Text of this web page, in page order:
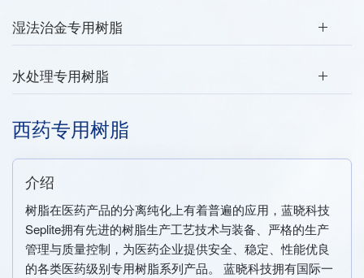
湿法治金专用树脂
水处理专用树脂
西药专用树脂
介绍
树脂在医药产品的分离纯化上有着普遍的应用，蓝晓科技
Seplite拥有先进的树脂生产工艺技术与装备、严格的生产
管理与质量控制，为医药企业提供安全、稳定、性能优良
的各类医药级别专用树脂系列产品。 蓝晓科技拥有国际一